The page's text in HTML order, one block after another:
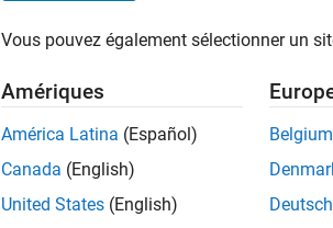
Les
opportunités
Vous pouvez également sélectionner un
Amériques
América Latina (Español)
Canada (English)
United States (English)
Belgium